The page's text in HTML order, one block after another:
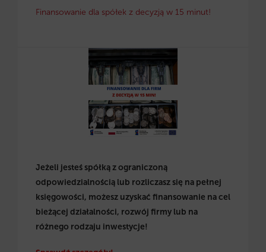
Finansowanie dla spółek z decyzją w 15 minut!
Jeżeli jesteś spółką z ograniczoną
odpowiedzialnością lub rozliczasz się na pełnej
księgowości, możesz uzyskać finansowanie na cel
bieżącej działalności, rozwój firmy lub na
różnego rodzaju inwestycje!